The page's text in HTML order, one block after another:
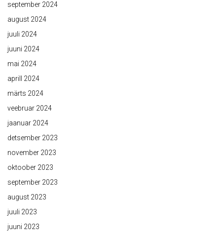
september 2024
august 2024
juuli 2024
juuni 2024
mai 2024
aprill 2024
märts 2024
veebruar 2024
jaanuar 2024
detsember 2023
november 2023
oktoober 2023
september 2023
august 2023
juuli 2023
juuni 2023